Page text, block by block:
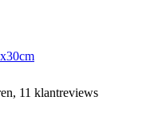
11 klantreviews